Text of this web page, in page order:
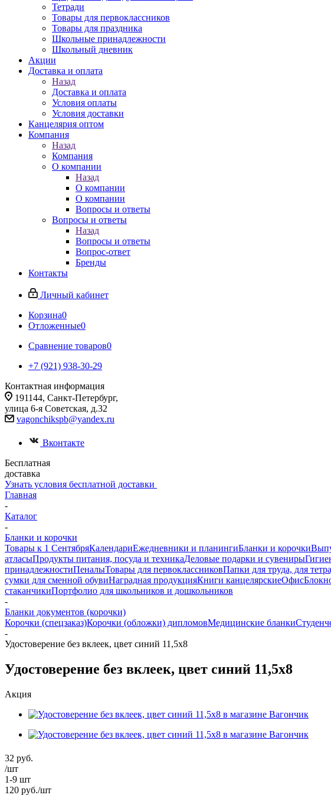
Тетради
Товары для первоклассников
Товары для праздника
Школьные принадлежности
Школьный дневник
Акции
Доставка и оплата
Назад
Доставка и оплата
Условия оплаты
Условия доставки
Канцелярия оптом
Компания
Назад
Компания
О компании
Назад
О компании
О компании
Вопросы и ответы
Вопросы и ответы
Назад
Вопросы и ответы
Вопрос-ответ
Бренды
Контакты
Личный кабинет
Корзина0
Отложенные0
Сравнение товаров0
+7 (921) 938-30-29
Контактная информация
191144, Санкт-Петербург,
улица 6-я Советская, д.32
vagonchikspb@yandex.ru
Вконтакте
Бесплатная
доставка
Узнать условия бесплатной доставки
Главная
-
Каталог
-
Бланки и корочки
Товары к 1 СентябряКалендариЕжедневники и планингиБланки и корочки
атласыПродукты питания, посуда и техникаДеловые подарки и сувениры
принадлежностиПеналыТовары для первоклассниковПапки для труда, для
сумки для сменной обувиНаградная продукцияКниги канцелярскиеОфис
стаканчикиПортфолио для школьников и дошкольников
-
Бланки документов (корочки)
Корочки (спецзаказ)Корочки (обложки) дипломовМедицинские бланки
-
Удостоверение без вклеек, цвет синий 11,5х8
Удостоверение без вклеек, цвет синий 11,5х8
Акция
32 руб.
/шт
1-9 шт
120 руб./шт